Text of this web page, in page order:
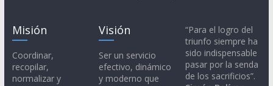
Misión
Coordinar,
recopilar,
normalizar y
Visión
Ser un servicio
efectivo, dinámico
y moderno que
“Para el logro del
triunfo siempre ha
sido indispensable
pasar por la senda
de los sacrificios”.